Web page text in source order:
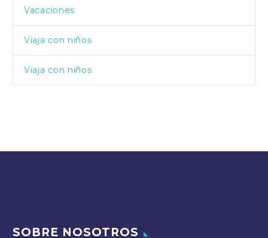
Vacaciones
Viaja con niños
Viaja con niños
SOBRE NOSOTROS